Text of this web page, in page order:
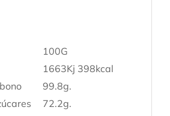
100G
1663Kj 398kcal
99.8g.
72.2g.